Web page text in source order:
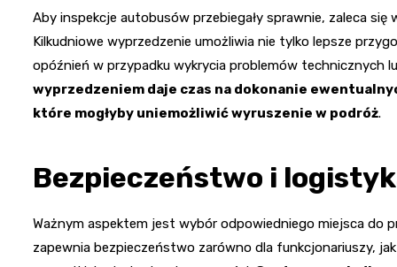
Aby inspekcje autobusów przebiegały sprawnie, zaleca
Kilkudniowe wyprzedzenie umożliwia nie tylko lepsze
opóźnień w przypadku wykrycia problemów technicznych
wyprzedzeniem daje czas na dokonanie
które mogłyby uniemożliwić wyruszenie w podróż.
Bezpieczeństwo i
Ważnym aspektem jest wybór odpowiedniego miejsca do
zapewnia bezpieczeństwo zarówno dla funkcjonariuszy,